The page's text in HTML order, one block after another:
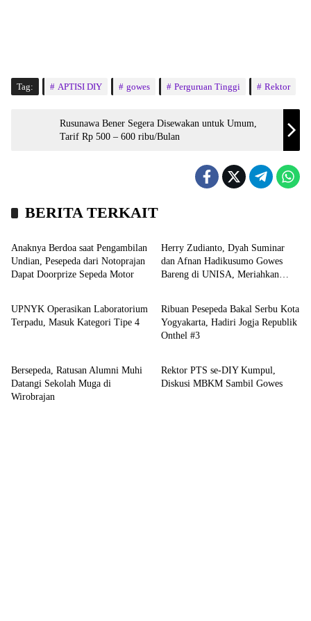
Tag: APTISI DIY gowes Perguruan Tinggi Rektor
Rusunawa Bener Segera Disewakan untuk Umum,
Tarif Rp 500 – 600 ribu/Bulan
BERITA TERKAIT
Hiburan
Anaknya Berdoa saat Pengambilan
Undian, Pesepeda dari Notoprajan
Dapat Doorprize Sepeda Motor
Herry Zudianto, Dyah Suminar
dan Afnan Hadikusumo Gowes
Bareng di UNISA, Meriahkan
Kampus
UPNYK Operasikan Laboratorium
Terpadu, Masuk Kategori Tipe 4
Wisata
Ribuan Pesepeda Bakal Serbu Kota
Yogyakarta, Hadiri Jogja Republik
Onthel #3
Bersepeda, Ratusan Alumni Muhi
Datangi Sekolah Muga di
Wirobrajan
Rektor PTS se-DIY Kumpul,
Diskusi MBKM Sambil Gowes